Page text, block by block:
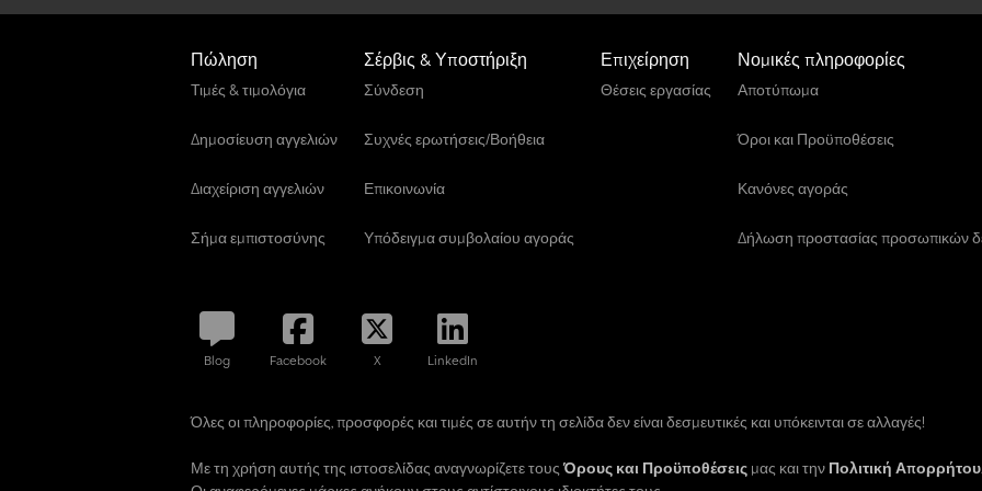
Πώληση
Τιμές & τιμολόγια
Δημοσίευση αγγελιών
Διαχείριση αγγελιών
Σήμα εμπιστοσύνης
Σέρβις & Υποστήριξη
Σύνδεση
Συχνές ερωτήσεις/Βοήθεια
Επικοινωνία
Υπόδειγμα συμβολαίου αγοράς
Επιχείρηση
Θέσεις εργασίας
Νομικές πληροφορίες
Αποτύπωμα
Όροι και Προϋποθέσεις
Κανόνες αγοράς
Δήλωση προστασίας προσωπικών
Blog Facebook X LinkedIn
Όλες οι πληροφορίες, προσφορές και τιμές σε αυτήν τη σελίδα δεν είναι δεσμευτικές και υπόκεινται σε αλλαγές!
Με τη χρήση αυτής της ιστοσελίδας αναγνωρίζετε τουςΌρους και Προϋποθέσεις μας και την Πολιτική Απορρήτου.